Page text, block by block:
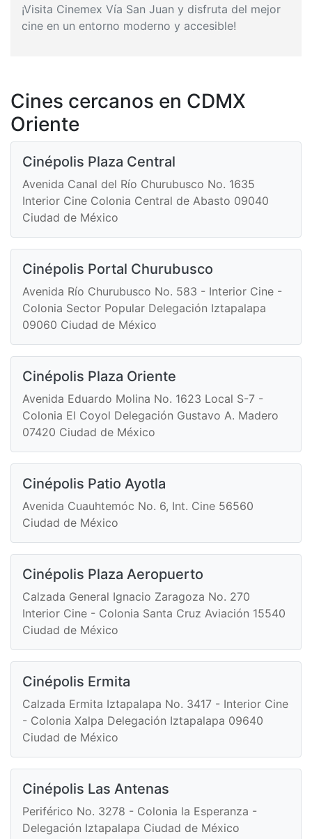
¡Visita Cinemex Vía San Juan y disfruta del mejor
cine en un entorno moderno y accesible!
Cines cercanos en CDMX
Oriente
Cinépolis Plaza Central
Avenida Canal del Río Churubusco No. 1635
Interior Cine Colonia Central de Abasto 09040
Ciudad de México
Cinépolis Portal Churubusco
Avenida Río Churubusco No. 583 - Interior Cine -
Colonia Sector Popular Delegación Iztapalapa
09060 Ciudad de México
Cinépolis Plaza Oriente
Avenida Eduardo Molina No. 1623 Local S-7 -
Colonia El Coyol Delegación Gustavo A. Madero
07420 Ciudad de México
Cinépolis Patio Ayotla
Avenida Cuauhtemóc No. 6, Int. Cine 56560
Ciudad de México
Cinépolis Plaza Aeropuerto
Calzada General Ignacio Zaragoza No. 270
Interior Cine - Colonia Santa Cruz Aviación 15540
Ciudad de México
Cinépolis Ermita
Calzada Ermita Iztapalapa No. 3417 - Interior Cine
- Colonia Xalpa Delegación Iztapalapa 09640
Ciudad de México
Cinépolis Las Antenas
Periférico No. 3278 - Colonia la Esperanza -
Delegación Iztapalapa Ciudad de México